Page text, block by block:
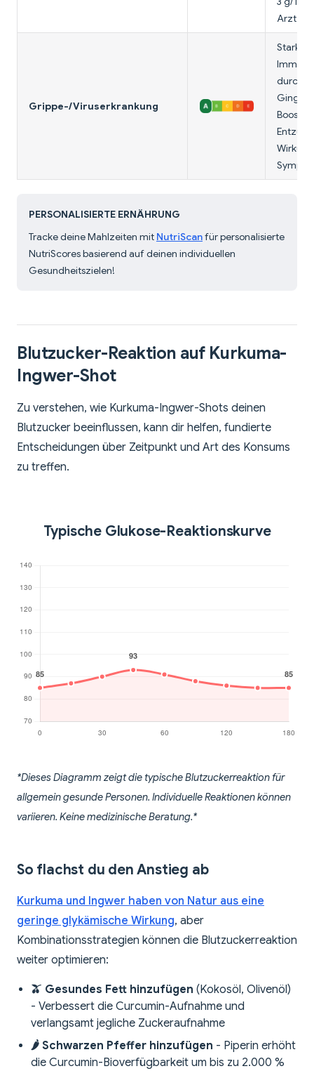
Arzt.
Grippe-/Viruserkrankung
Starke
durch
Boost
PERSONALISIERTE ERNÄHRUNG
Tracke deine Mahlzeiten mit NutriScanfür personalisierte
NutriScores basierend auf deinen individuellen
Gesundheitszielen!
Blutzucker-Reaktion auf Kurkuma-
Ingwer-Shot
Zu verstehen, wie Kurkuma-Ingwer-Shots deinen
Blutzucker beeinflussen, kann dir helfen, fundierte
Entscheidungen über Zeitpunkt und Art des Konsums
zu treffen.
Typische Glukose-Reaktionskurve
*Dieses Diagramm zeigt die typische Blutzuckerreaktion für
allgemein gesunde Personen. Individuelle Reaktionen können
variieren. Keine medizinische Beratung.*
So flachst du den Anstieg ab
Kurkuma und Ingwer haben von Natur aus eine
geringe glykämische Wirkung, aber
Kombinationsstrategien können die Blutzuckerreaktion
weiter optimieren:
🫒 Gesundes Fett hinzufügen (Kokosöl, Olivenöl)
- Verbessert die Curcumin-Aufnahme und
verlangsamt jegliche Zuckeraufnahme
🌶️ Schwarzen Pfeffer hinzufügen - Piperin erhöht
die Curcumin-Bioverfügbarkeit um bis zu 2.000 %